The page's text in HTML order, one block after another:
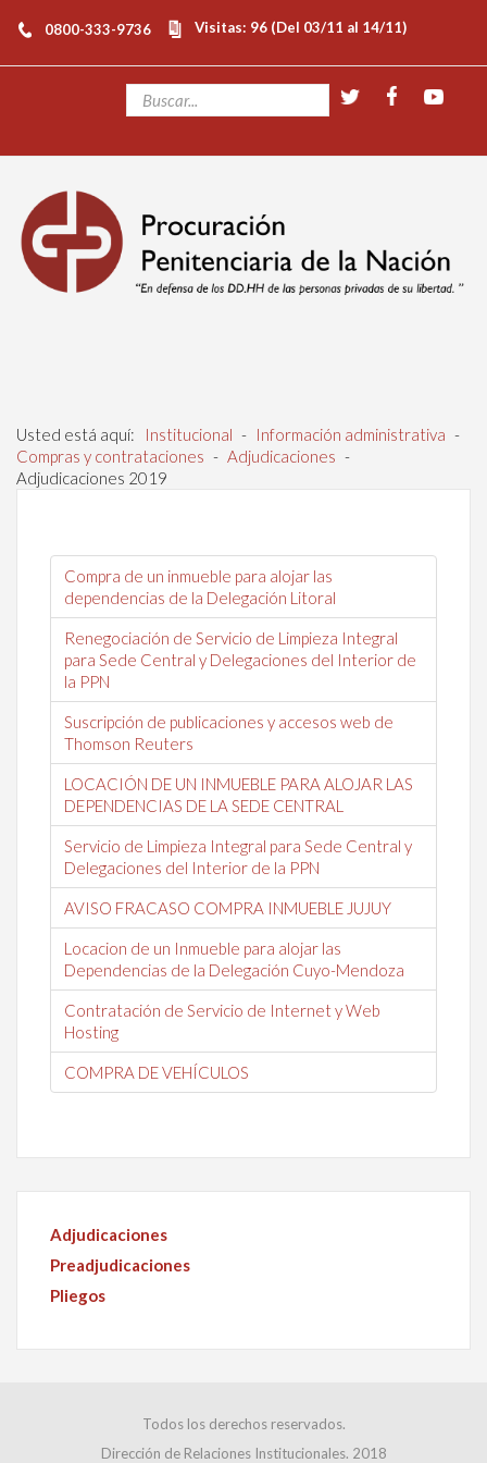
0800-333-9736 Visitas: 96 (Del 03/11 al 14/11)
Usted está aquí: Institucional - Información administrativa -
Compras y contrataciones - Adjudicaciones -
Adjudicaciones 2019
Compra de un inmueble para alojar las
dependencias de la Delegación Litoral
Renegociación de Servicio de Limpieza Integral
para Sede Central y Delegaciones del Interior de
la PPN
Suscripción de publicaciones y accesos web de
Thomson Reuters
LOCACIÓN DE UN INMUEBLE PARA ALOJAR LAS
DEPENDENCIAS DE LA SEDE CENTRAL
Servicio de Limpieza Integral para Sede Central y
Delegaciones del Interior de la PPN
AVISO FRACASO COMPRA INMUEBLE JUJUY
Locacion de un Inmueble para alojar las
Dependencias de la Delegación Cuyo-Mendoza
Contratación de Servicio de Internet y Web
Hosting
COMPRA DE VEHÍCULOS
Adjudicaciones
Preadjudicaciones
Pliegos
Todos los derechos reservados.
Dirección de Relaciones Institucionales. 2018